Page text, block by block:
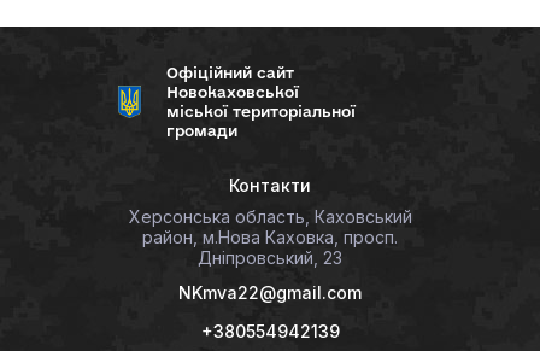
Офіційний сайт
Новокаховської
міської територіальної
громади
Контакти
Херсонська область, Каховський
район, м.Нова Каховка, просп.
Дніпровський, 23
NKmva22@gmail.com
+380554942139